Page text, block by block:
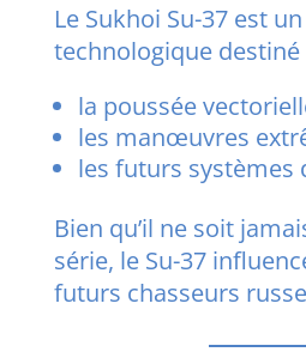
Le Sukhoi Su-37 est
technologique destiné
la poussée
les manœuvres
les futurs systèmes
Bien qu’il ne soit
série, le Su-37
futurs chasseurs